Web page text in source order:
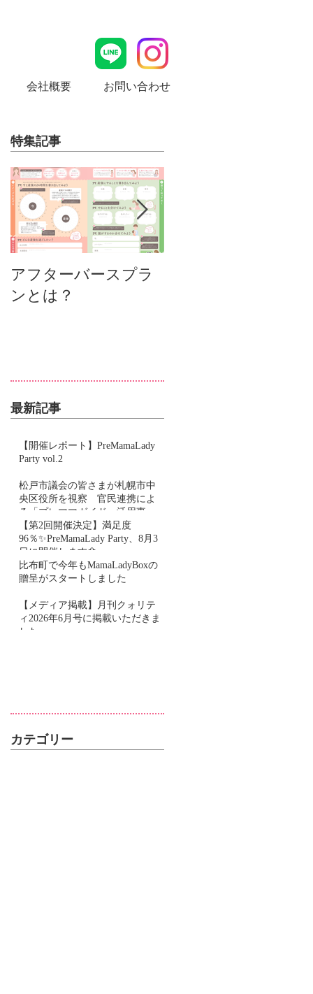
会社概要 お問い合わせ
特集記事
アフターバースプラ
ンとは？
最新記事
【開催レポート】PreMamaLady
Party vol.2
松戸市議会の皆さまが札幌市中
央区役所を視察 官民連携によ
る「プレママガイド」活用事例
をご紹介しました
【第2回開催決定】満足度
96％✨PreMamaLady Party、8月3
日に開催します🌼
比布町で今年もMamaLadyBoxの
贈呈がスタートしました
【メディア掲載】月刊クォリテ
ィ2026年6月号に掲載いただきま
した
カテゴリー